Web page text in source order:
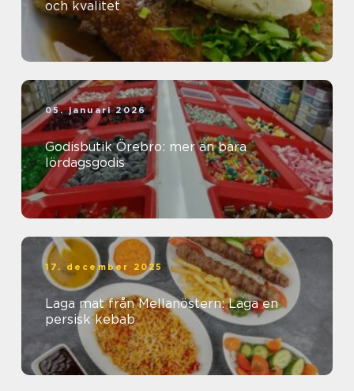
och kvalitet
05. januari 2026
Godisbutik Örebro: mer än bara
lördagsgodis
17. december 2025
Laga mat från Mellanöstern: Laga en
persisk kebab